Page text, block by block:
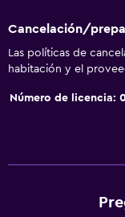
Espacio de
Vista al mar
Habitaciones
Cancelación/
Las políticas de
habitación y el
Número de licencia: